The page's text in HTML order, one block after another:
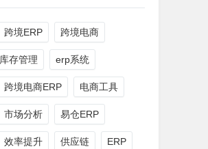
跨境ERP 跨境电商
库存管理 erp系统
跨境电商ERP 电商工具
市场分析 易仓ERP
效率提升 供应链 ERP